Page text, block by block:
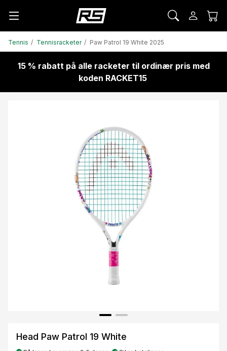
Tennis Tennisracketer Paw Patrol 19 White 2025
15 % rabatt på alle racketer til ordinær pris med
koden RACKET15
Head Paw Patrol 19 White